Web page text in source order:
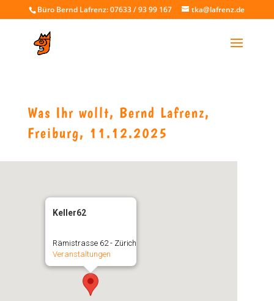
Büro Bernd Lafrenz: 07633 / 93 99 167 tka@lafrenz.de
Was Ihr wollt, Bernd Lafrenz,
Freiburg, 11.12.2025
Keller62
Rämistrasse 62 - Zürich
Veranstaltungen